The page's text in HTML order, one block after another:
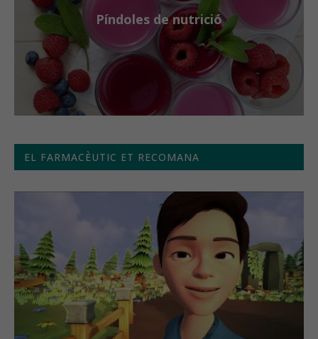
Píndoles de nutrició
EL FARMACÈUTIC ET RECOMANA